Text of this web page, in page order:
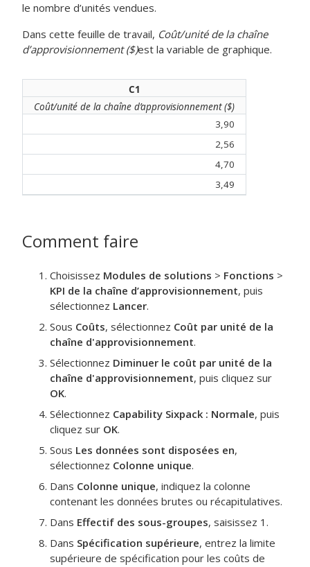
le nombre d’unités vendues.
Dans cette feuille de travail, Coût/unité de la chaîne
d’approvisionnement ($)est la variable de graphique.
C1
Coût/unité de la chaîne d’approvisionnement ($)
3,90
2,56
4,70
3,49
Comment faire
Choisissez Modules de solutions > Fonctions >
KPI de la chaîne d’approvisionnement, puis
sélectionnez Lancer.
Sous Coûts, sélectionnez Coût par unité de la
chaîne d'approvisionnement.
Sélectionnez Diminuer le coût par unité de la
chaîne d'approvisionnement, puis cliquez sur
OK.
Sélectionnez Capability Sixpack : Normale, puis
cliquez sur OK.
Sous Les données sont disposées en,
sélectionnez Colonne unique.
Dans Colonne unique, indiquez la colonne
contenant les données brutes ou récapitulatives.
Dans Effectif des sous-groupes, saisissez 1.
Dans Spécification supérieure, entrez la limite
supérieure de spécification pour les coûts de